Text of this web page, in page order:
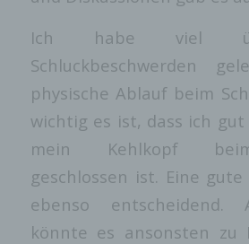
Ich habe viel
Schluckbeschwerden
physische Ablauf beim
wichtig es ist, dass ich gut
mein Kehlkopf
geschlossen ist. Eine
ebenso entscheidend.
könnte es ansonsten zu
informationstechnologischen
Technik unserer Internetseite
sowie (4) um
notwendigen Informationen
anonym erhobenen Daten und
werden durch uns daher
ferner mit dem Ziel
und die Datensicherheit in
zu erhöhen, um letztlich ein
personenbezogenen Daten
anonymen Daten der Server-